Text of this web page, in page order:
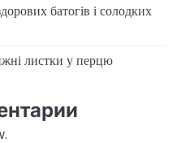
батогів і солодких
листки у перцю